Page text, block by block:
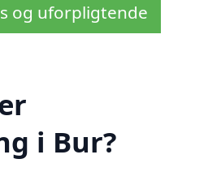
og uforpligtende
i Bur?